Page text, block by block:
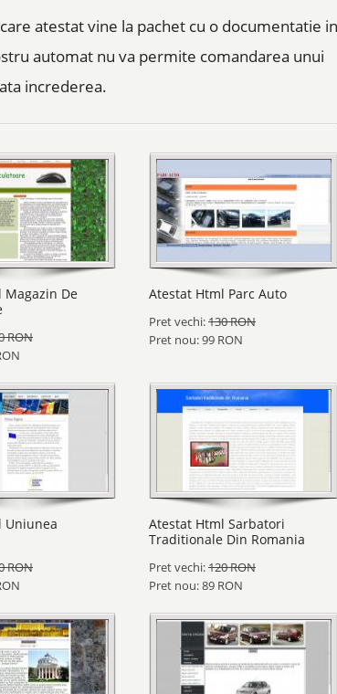
atestat vine la pachet cu o documentatie in
automat nu va permite comandarea unui
increderea.
Magazin De
RON
Atestat Html Parc Auto
Pret vechi:130 RON
Pret nou: 99 RON
Uniunea
RON
Atestat Html Sarbatori
Traditionale Din Romania
Pret vechi:120 RON
Pret nou: 89 RON